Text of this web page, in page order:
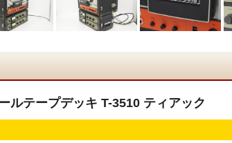
ルテープデッキ T-3510 ティアック